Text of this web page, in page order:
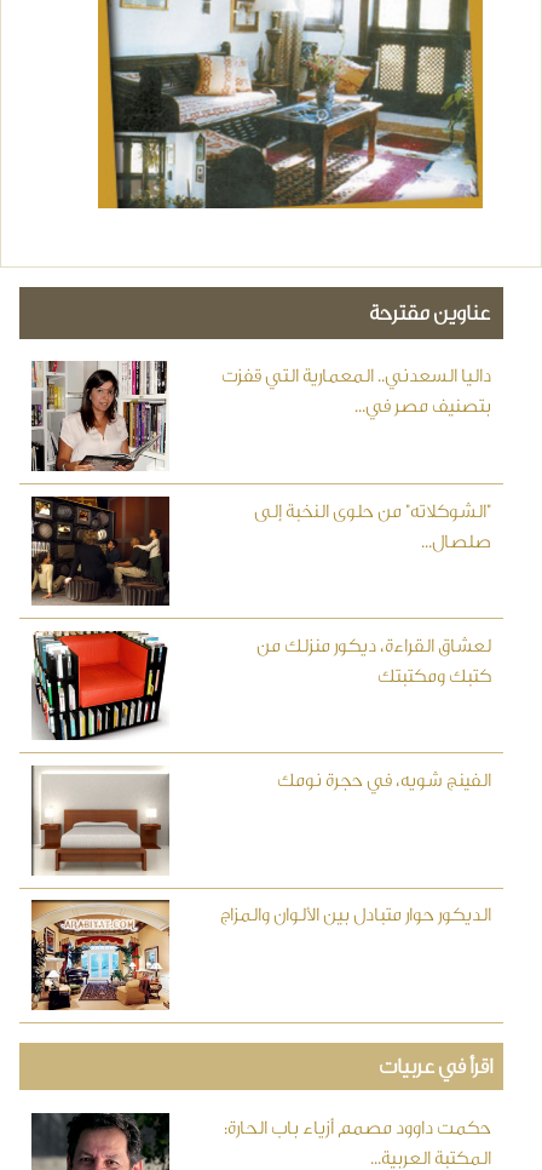
عناوين مقترحة
داليا السعدني.. المعمارية التي قفزت
بتصنيف مصر في...
"الشوكلاته" من حلوى النخبة إلى
صلصال...
لعشاق القراءة، ديكور منزلك من
كتبك ومكتبتك
الفينج شويه، في حجرة نومك
الديكور حوار متبادل بين الألوان والمزاج
اقرأ في عربيات
حكمت داوود مصمم أزياء باب الحارة:
المكتبة العربية...